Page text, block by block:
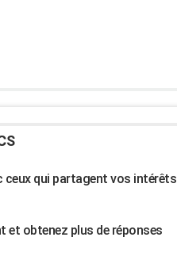
ceux qui partagent vos intérêts
et obtenez plus de réponses